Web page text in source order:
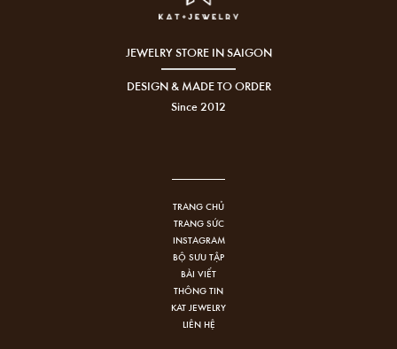
JEWELRY STORE IN SAIGON
DESIGN & MADE TO ORDER
Since 2012
TRANG CHỦ
TRANG SỨC
INSTAGRAM
BỘ SƯU TẬP
BÀI VIẾT
THÔNG TIN
KAT JEWELRY
LIÊN HỆ